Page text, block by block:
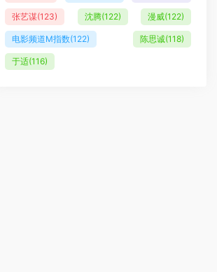
张艺谋(123) 沈腾(122) 漫威(122)
电影频道M指数(122) 陈思诚(118)
于适(116)